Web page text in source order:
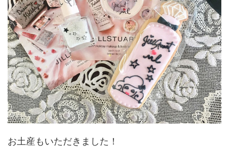
お土産もいただきました！